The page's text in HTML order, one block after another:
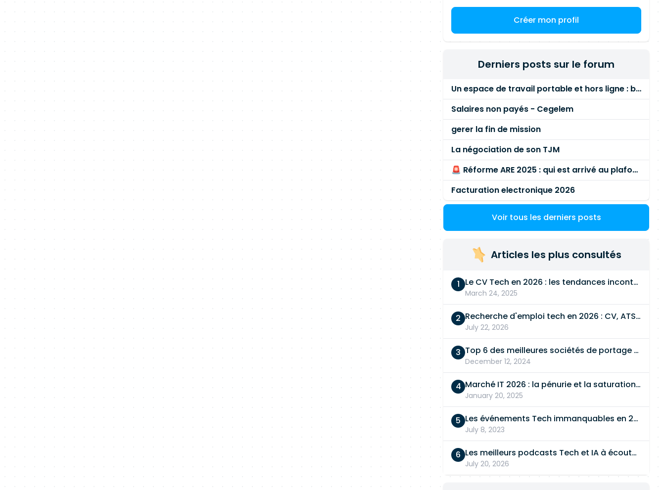
Créer mon profil
Derniers posts sur le forum
Un espace de travail portable et hors ligne : besoin réel ou fausse bonne idée ?
Salaires non payés - Cegelem
gerer la fin de mission
La négociation de son TJM
🚨 Réforme ARE 2025 : qui est arrivé au plafond des 60 % en gardant son entreprise ?
Facturation electronique 2026
Voir tous les derniers posts
Articles les plus consultés
Le CV Tech en 2026 : les tendances incontournables
March 24, 2025
Recherche d'emploi tech en 2026 : CV, ATS, entretien… On vous dit tout
July 22, 2026
Top 6 des meilleures sociétés de portage salarial
December 12, 2024
Marché IT 2026 : la pénurie et la saturation, en même temps
January 20, 2025
Les événements Tech immanquables en 2026
July 8, 2023
Les meilleurs podcasts Tech et IA à écouter en 2026
July 20, 2026